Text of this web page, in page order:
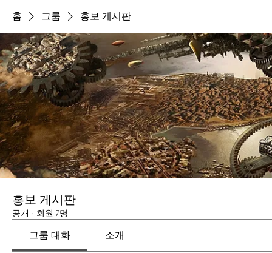
홈 그룹 홍보 게시판
홍보 게시판
공개 · 회원 7명
그룹 대화 소개